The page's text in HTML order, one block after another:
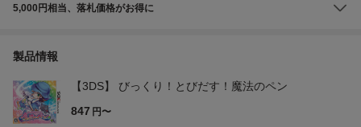
5,000円相当、落札価格がお得に
製品情報
【3DS】 びっくり！とびだす！魔法のペン
847 円〜